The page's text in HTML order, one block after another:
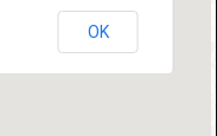
OK